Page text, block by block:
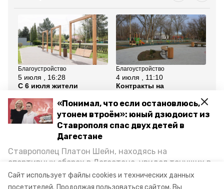
Сайт использует файлы cookies и технических данных
посетителей. Продолжая пользоваться сайтом, Вы
«Понимал, что если остановлюсь,
утонем втроём»: юный дзюдоист из
Ставрополя спас двух детей в
Дагестане
Ставрополец Платон Шейн, находясь на
спортивных сборах в Дегестане, увидел тонущих в
Каспийском море детей и бросился на помощь. По
возвращении домой, отважного мальчика
Благоустройство
5 июля , 16:28
С 6 июля жители
выбрать проект
благоустройства
Благоустройство
4 июля , 11:10
Контракты на
территорий заключили в
Апанасенковском округе
Все новости
труновский округ благоустройство
нацпроект